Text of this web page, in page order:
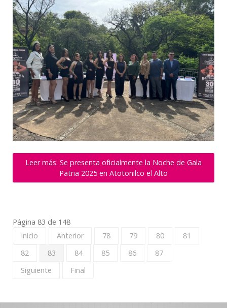
Leer más: Se presenta oficialmente la Noche de Gala
Patria 2025 en Atotonilco el Alto
Página 83 de 148
Inicio
Anterior 78 79 80
81
82
83 84 85 86
87
Siguiente
Final